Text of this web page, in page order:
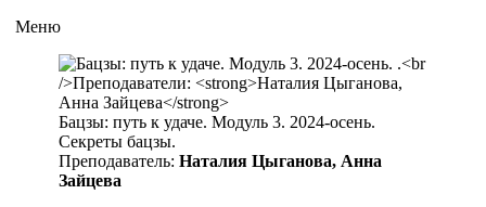
Меню
Бацзы: путь к удаче. Модуль 3. 2024-осень.
Секреты бацзы.
Преподаватель: Наталия Цыганова, Анна
Зайцева